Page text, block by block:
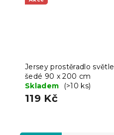
Jersey prostěradlo světle
šedé 90 x 200 cm
Skladem
(>10 ks)
119 Kč